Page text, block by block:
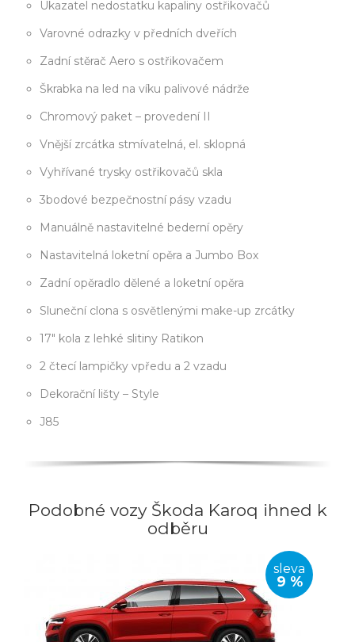
Ukazatel nedostatku kapaliny ostřikovačů
Varovné odrazky v předních dveřích
Zadní stěrač Aero s ostřikovačem
Škrabka na led na víku palivové nádrže
Chromový paket – provedení II
Vnější zrcátka stmívatelná, el. sklopná
Vyhřívané trysky ostřikovačů skla
3bodové bezpečnostní pásy vzadu
Manuálně nastavitelné bederní opěry
Nastavitelná loketní opěra a Jumbo Box
Zadní opěradlo dělené a loketní opěra
Sluneční clona s osvětlenými make-up zrcátky
17" kola z lehké slitiny Ratikon
2 čtecí lampičky vpředu a 2 vzadu
Dekorační lišty – Style
J85
Podobné vozy Škoda Karoq ihned k
odběru
sleva
9 %